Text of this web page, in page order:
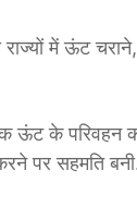
में ऊंट चराने,
ऊंट के
पर सहमति